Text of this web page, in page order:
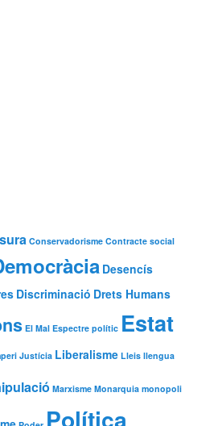
Conservadorisme Contracte social
Desencís
Discriminació Drets Humans
El Mal Espectre polític Estat
Justícia Liberalisme Lleis llengua
Marxisme Monarquia monopoli
Política